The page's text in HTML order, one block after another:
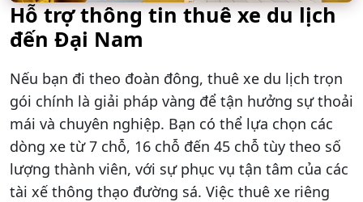
Hỗ trợ thông tin thuê xe du lịch
đến Đại Nam
Nếu bạn đi theo đoàn đông, thuê xe du lịch trọn
gói chính là giải pháp vàng để tận hưởng sự thoải
mái và chuyên nghiệp. Bạn có thể lựa chọn các
dòng xe từ 7 chỗ, 16 chỗ đến 45 chỗ tùy theo số
lượng thành viên, với sự phục vụ tận tâm của các
tài xế thông thạo đường sá. Việc thuê xe riêng